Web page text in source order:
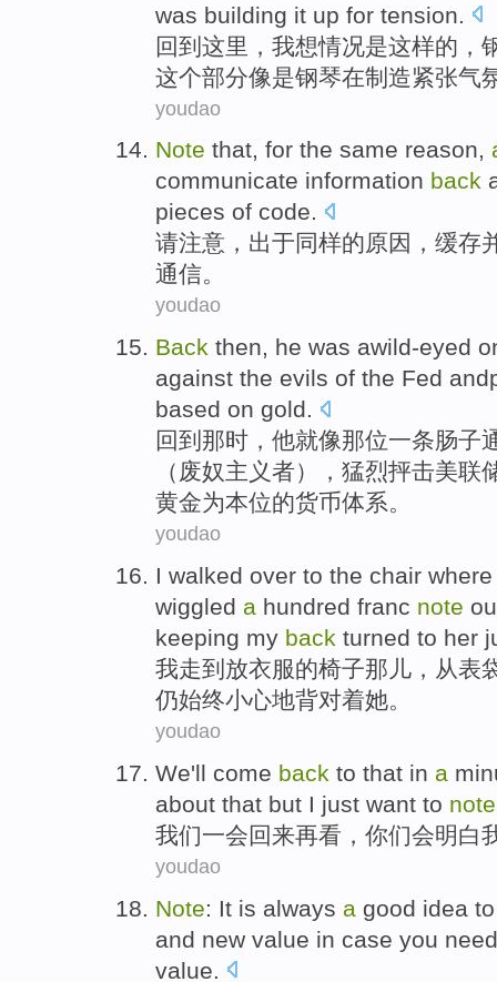
was building it up for tension
回到 这里 ， 我想情况是这样的 ，
这个部分像是钢琴在制造紧张气
youdao
Note that, for the same reason,
communicate information back
pieces of code.
请注意 ， 出于同样的原因 ， 缓存
通信。
youdao
Back then, he was awild-eyed
against the evils of the Fed
based on gold.
回到 那时 ， 他就像那位一条肠子
（废奴主义者）， 猛烈抨击美联
黄金为本位的货币体系。
youdao
I walked over to the chair where
wiggled a hundred franc note
keeping my back turned to her
我走到 放衣服的椅子那儿 ， 从表
仍始终小心地背对着她。
youdao
We'll come back to that in a
about that but I just want to note
我们一会回来再看 ， 你们会明白
youdao
Note: It is always a good idea to
and new value in case you
value.